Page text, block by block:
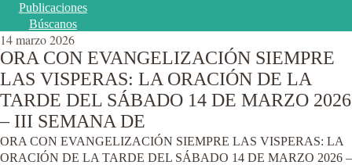
Publicaciones
Búscanos
14 marzo 2026
ORA CON EVANGELIZACIÓN SIEMPRE
LAS VISPERAS: LA ORACIÓN DE LA
TARDE DEL SÁBADO 14 DE MARZO 2026
– III SEMANA DE
ORA CON EVANGELIZACIÓN SIEMPRE LAS VISPERAS: LA
ORACIÓN DE LA TARDE DEL SÁBADO 14 DE MARZO 2026 –